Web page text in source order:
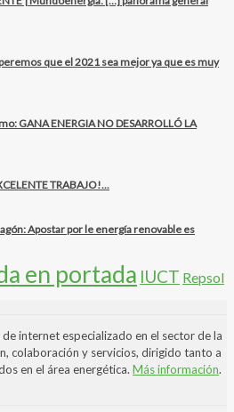
que el 2021 sea mejor ya que es muy
GANA ENERGIA NO DESARROLLÓ LA
TRABAJO!...
Apostar por le energía renovable es
en portada IUCT Repsol
internet especializado en el sector de la
colaboración y servicios, dirigido tanto a
en el área energética. Más información.